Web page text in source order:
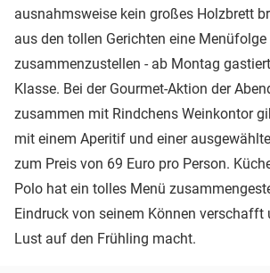
ausnahmsweise kein großes Holzbrett
aus den tollen Gerichten eine Menüfolge
zusammenzustellen - ab Montag
Klasse. Bei der Gourmet-Aktion der
zusammen mit Rindchens Weinkontor
mit einem Aperitif und einer
zum Preis von 69 Euro pro Person.
Polo hat ein tolles Menü
Eindruck von seinem Können verschafft
Lust auf den Frühling macht.